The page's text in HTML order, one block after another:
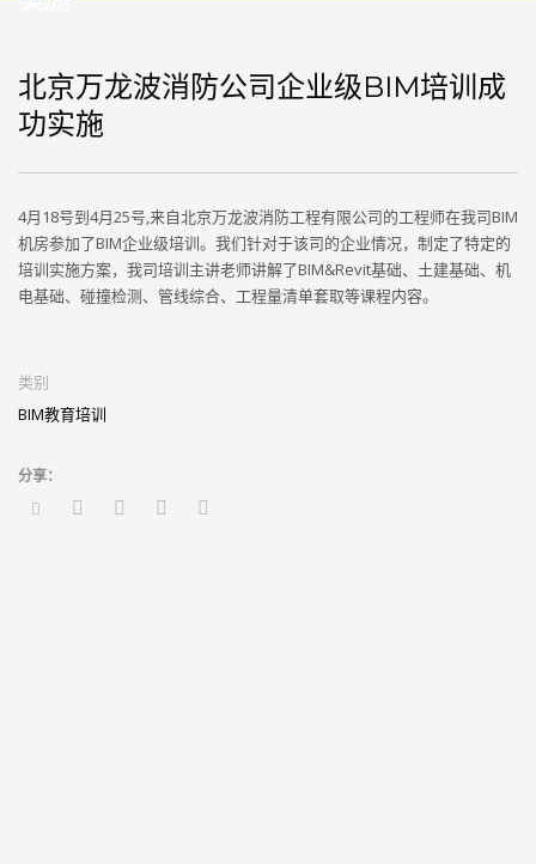
北京万龙波消防公司企业级BIM培训成
功实施
4月18号到4月25号,来自北京万龙波消防工程有限公司的工程师在我司BIM
机房参加了BIM企业级培训。我们针对于该司的企业情况，制定了特定的
培训实施方案，我司培训主讲老师讲解了BIM&Revit基础、土建基础、机
电基础、碰撞检测、管线综合、工程量清单套取等课程内容。
类别
BIM教育培训